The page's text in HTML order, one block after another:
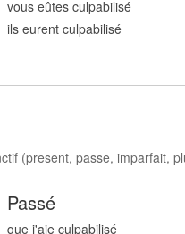
vous eûtes culpabilisé
ils eurent culpabilisé
(present, passe, imparfait,
Passé
que j'aie culpabilisé